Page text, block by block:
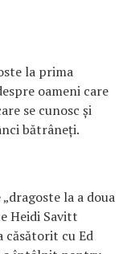
la prima
oameni care
se cunosc și
bătrâneți.
la a doua
Heidi Savitt
căsătorit cu Ed